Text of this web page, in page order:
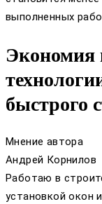
выполненных
Экономия
быстрого
Мнение автора
Андрей Корнилов
Работаю в
установкой окон